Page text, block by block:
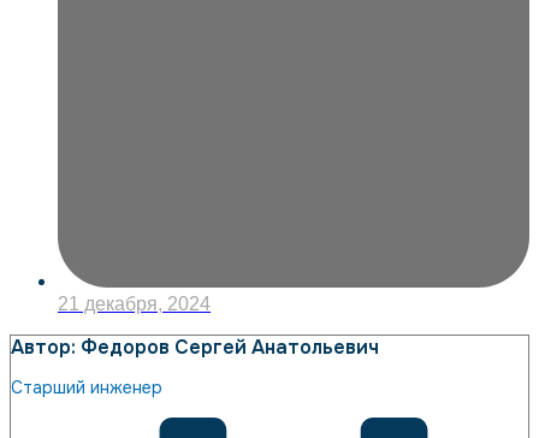
21 декабря, 2024
Автор: Федоров Сергей Анатольевич
Старший инженер